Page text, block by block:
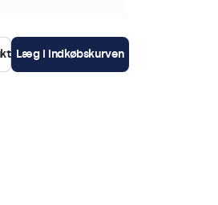
Læg i indkøbskurven